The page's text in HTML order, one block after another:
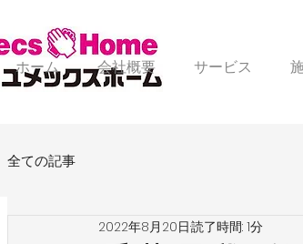
ホーム 会社概要 サービス
全ての記事
2022年8月20日読了時間: 1分